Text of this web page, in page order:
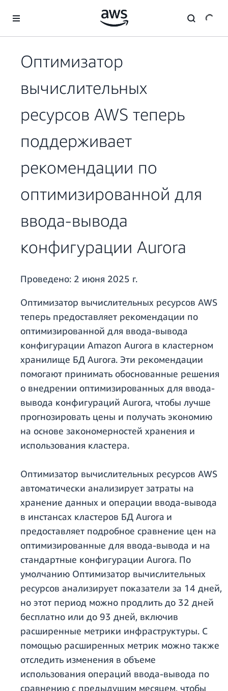
Перейти к главному контенту
Оптимизатор
вычислительных
ресурсов AWS теперь
поддерживает
рекомендации по
оптимизированной для
ввода-вывода
конфигурации Aurora
Проведено: 2 июня 2025 г.
Оптимизатор вычислительных ресурсов AWS
теперь предоставляет рекомендации по
оптимизированной для ввода-вывода
конфигурации Amazon Aurora в кластерном
хранилище БД Aurora. Эти рекомендации
помогают принимать обоснованные решения
о внедрении оптимизированных для ввода-
вывода конфигураций Aurora, чтобы лучше
прогнозировать цены и получать экономию
на основе закономерностей хранения и
использования кластера.
Оптимизатор вычислительных ресурсов AWS
автоматически анализирует затраты на
хранение данных и операции ввода-вывода
в инстансах кластеров БД Aurora и
предоставляет подробное сравнение цен на
оптимизированные для ввода-вывода и на
стандартные конфигурации Aurora. По
умолчанию Оптимизатор вычислительных
ресурсов анализирует показатели за 14 дней,
но этот период можно продлить до 32 дней
бесплатно или до 93 дней, включив
расширенные метрики инфраструктуры. С
помощью расширенных метрик можно также
отследить изменения в объеме
использования операций ввода-вывода по
сравнению с предыдущим месяцем, чтобы